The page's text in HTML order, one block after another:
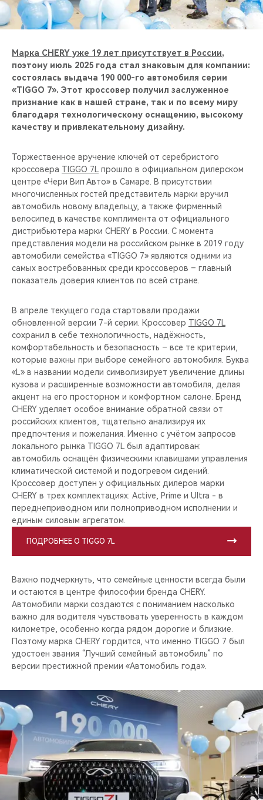
CHERY И СПОРТ
НАШИ МЕРОПРИЯТИЯ
ВИДЕООБЗОРЫ
CHERY ДЛЯ ДЕТЕЙ
Марка CHERY уже 19 лет присутствует в России,
поэтому июль 2025 года стал знаковым для компании:
состоялась выдача 190 000-го автомобиля серии
«TIGGO 7». Этот кроссовер получил заслуженное
признание как в нашей стране, так и по всему миру
благодаря технологическому оснащению, высокому
качеству и привлекательному дизайну.
Торжественное вручение ключей от серебристого
кроссовера TIGGO 7L прошло в официальном дилерском
центре «Чери Вип Авто» в Самаре. В присутствии
многочисленных гостей представитель марки вручил
автомобиль новому владельцу, а также фирменный
велосипед в качестве комплимента от официального
дистрибьютера марки CHERY в России. С момента
представления модели на российском рынке в 2019 году
автомобили семейства «TIGGO 7» являются одними из
самых востребованных среди кроссоверов – главный
показатель доверия клиентов по всей стране.
В апреле текущего года стартовали продажи
обновленной версии 7-й серии. Кроссовер TIGGO 7L
сохранил в себе технологичность, надёжность,
комфортабельность и безопасность – все те критерии,
которые важны при выборе семейного автомобиля. Буква
«L» в названии модели символизирует увеличение длины
кузова и расширенные возможности автомобиля, делая
акцент на его просторном и комфортном салоне. Бренд
CHERY уделяет особое внимание обратной связи от
российских клиентов, тщательно анализируя их
предпочтения и пожелания. Именно с учётом запросов
локального рынка TIGGO 7L был адаптирован:
автомобиль оснащён физическими клавишами управления
климатической системой и подогревом сидений.
Кроссовер доступен у официальных дилеров марки
CHERY в трех комплектациях: Active, Prime и Ultra - в
переднеприводном или полноприводном исполнении и
единым силовым агрегатом.
ПОДРОБНЕЕ О TIGGO 7L
Важно подчеркнуть, что семейные ценности всегда были
и остаются в центре философии бренда CHERY.
Автомобили марки создаются с пониманием насколько
важно для водителя чувствовать уверенность в каждом
километре, особенно когда рядом дорогие и близкие.
Поэтому марка CHERY гордится, что именно TIGGO 7 был
удостоен звания “Лучший семейный автомобиль” по
версии престижной премии «Автомобиль года».